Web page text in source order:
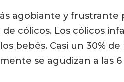
agobiante y frustrante
cólicos. Los cólicos
bebés. Casi un 30%
se agudizan a las